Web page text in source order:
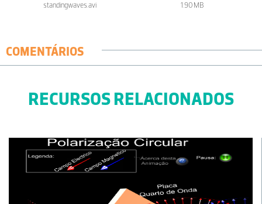
standingwaves.avi 1.90 MB
COMENTÁRIOS
RECURSOS RELACIONADOS